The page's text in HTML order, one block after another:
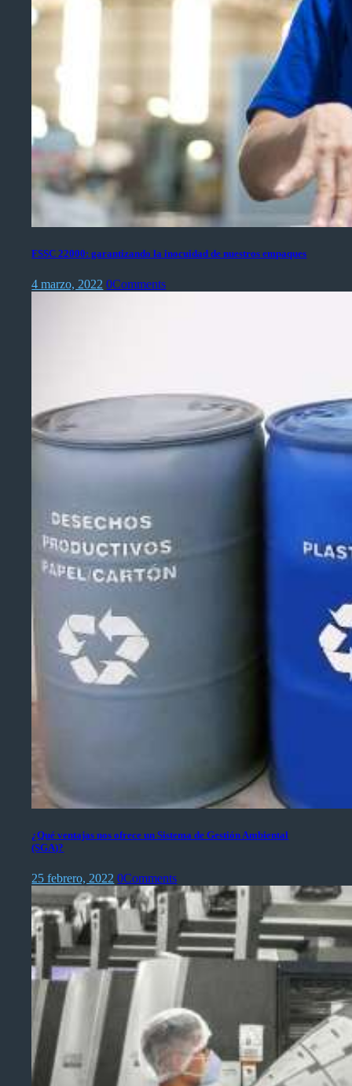
FSSC 22000: garantizando la inocuidad de nuestros empaques
4 marzo, 2022 0Comments
¿Qué ventajas nos ofrece un Sistema de Gestión Ambiental
(SGA)?
25 febrero, 2022 0Comments